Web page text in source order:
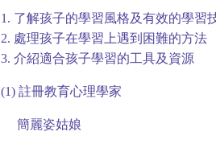
1. 了解孩子的學習風格及有效的學習
2. 處理孩子在學習上遇到困難的方法
3. 介紹適合孩子學習的工具及資源
(1) 註冊教育心理學家
簡麗姿姑娘